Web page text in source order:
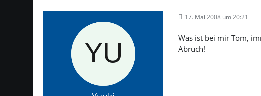
17. Mai 2008 um 20:21
Was ist bei mir Tom,
Abruch!